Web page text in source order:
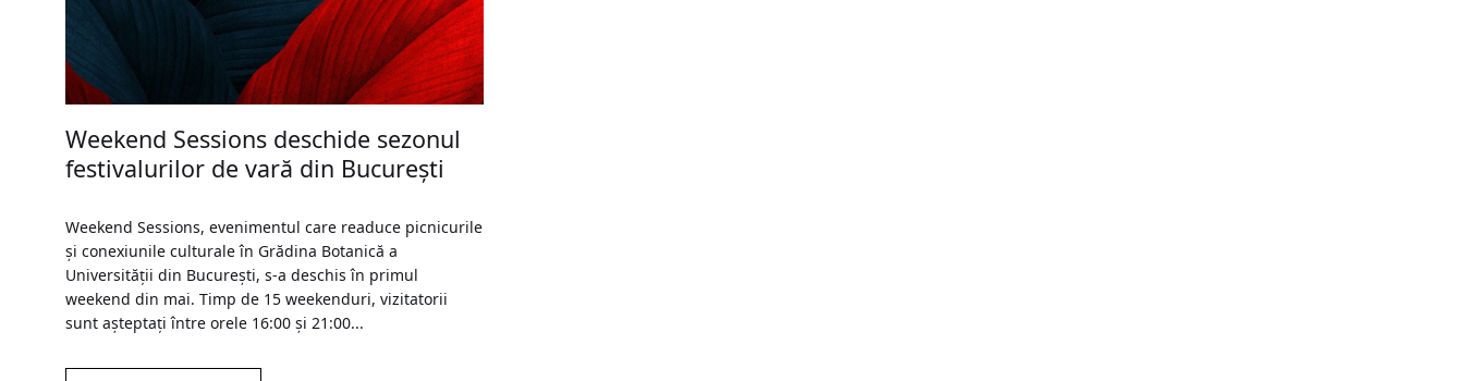
Weekend Sessions deschide sezonul
festivalurilor de vară din București
Weekend Sessions, evenimentul care readuce picnicurile
și conexiunile culturale în Grădina Botanică a
Universității din București, s-a deschis în primul
weekend din mai. Timp de 15 weekenduri, vizitatorii
sunt așteptați între orele 16:00 și 21:00...